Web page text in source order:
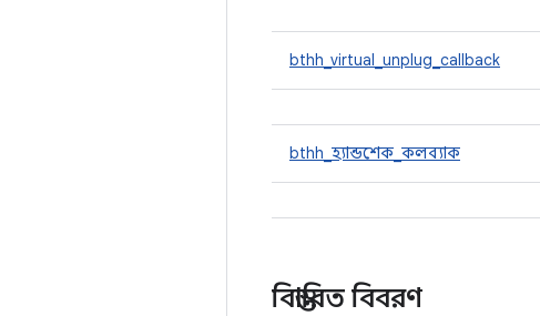
bthh_virtual_unplug_callback
bthh_হ্যান্ডশেক_কলব্যাক
বিস্তারিত বিবরণ